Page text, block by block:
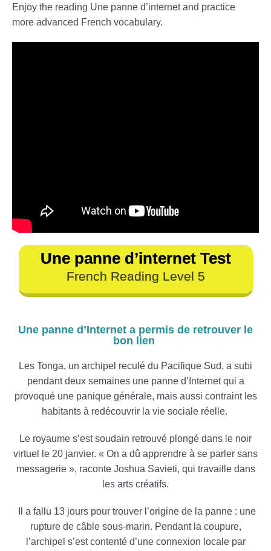
Enjoy the reading Une panne d’internet and practice
more advanced French vocabulary.
Une panne d’internet Test
French Reading Level 5
Une panne d’Internet a permis de retrouver le
bon lien
Les Tonga, un archipel reculé du Pacifique Sud, a subi
pendant deux semaines une panne d’Internet qui a
provoqué une panique générale, mais aussi contraint les
habitants à redécouvrir la vie sociale réelle.
Le royaume s’est soudain retrouvé plongé dans le noir
virtuel le 20 janvier. « On a dû apprendre à se parler sans
messagerie », raconte Joshua Savieti, qui travaille dans
les arts créatifs.
Il a fallu 13 jours pour trouver l’origine de la panne : une
rupture de câble sous-marin. Pendant la coupure,
l’archipel s’est contenté d’une connexion locale par